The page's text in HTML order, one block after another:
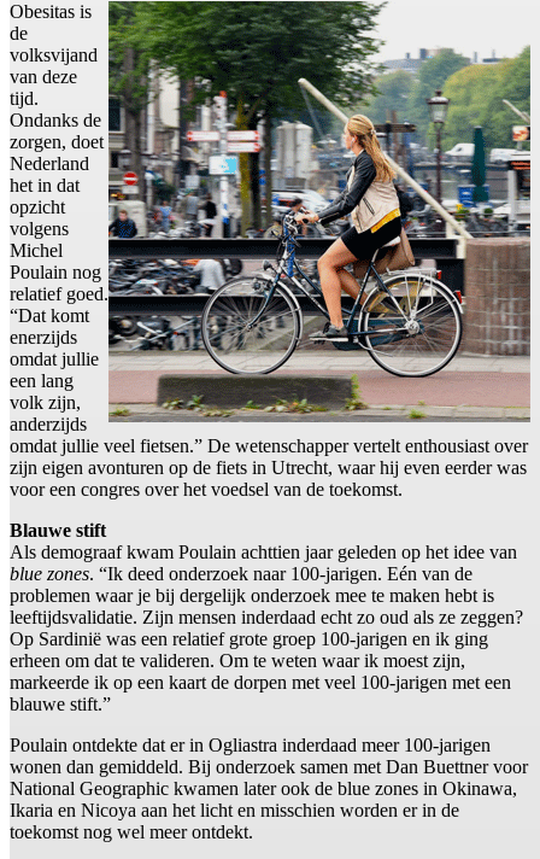
Obesitas is
de
volksvijand
van deze
tijd.
Ondanks de
zorgen, doet
Nederland
het in dat
opzicht
volgens
Michel
Poulain nog
relatief goed.
“Dat komt
enerzijds
omdat jullie
een lang
volk zijn,
anderzijds
omdat jullie veel fietsen.” De wetenschapper vertelt enthousiast over
zijn eigen avonturen op de fiets in Utrecht, waar hij even eerder was
voor een congres over het voedsel van de toekomst.
Blauwe stift
Als demograaf kwam Poulain achttien jaar geleden op het idee van
blue zones. “Ik deed onderzoek naar 100-jarigen. Eén van de
problemen waar je bij dergelijk onderzoek mee te maken hebt is
leeftijdsvalidatie. Zijn mensen inderdaad echt zo oud als ze zeggen?
Op Sardinië was een relatief grote groep 100-jarigen en ik ging
erheen om dat te valideren. Om te weten waar ik moest zijn,
markeerde ik op een kaart de dorpen met veel 100-jarigen met een
blauwe stift.”
Poulain ontdekte dat er in Ogliastra inderdaad meer 100-jarigen
wonen dan gemiddeld. Bij onderzoek samen met Dan Buettner voor
National Geographic kwamen later ook de blue zones in Okinawa,
Ikaria en Nicoya aan het licht en misschien worden er in de
toekomst nog wel meer ontdekt.